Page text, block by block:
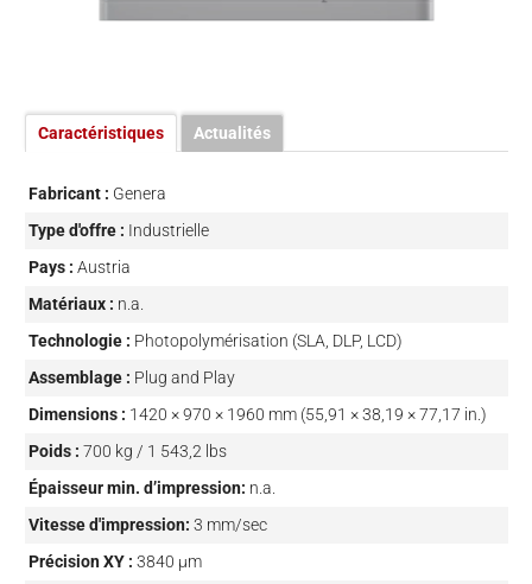
Caractéristiques Actualités
Fabricant : Genera
Type d'offre : Industrielle
Pays : Austria
Matériaux : n.a.
Technologie : Photopolymérisation (SLA, DLP, LCD)
Assemblage : Plug and Play
Dimensions : 1420 × 970 × 1960 mm (55,91 × 38,19 × 77,17 in.)
Poids : 700 kg / 1 543,2 lbs
Épaisseur min. d’impression: n.a.
Vitesse d'impression: 3 mm/sec
Précision XY : 3840 µm